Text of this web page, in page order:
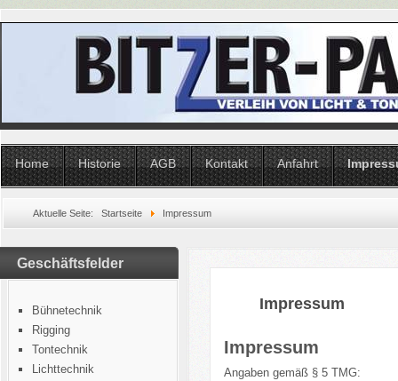
Home Historie AGB Kontakt Anfahrt
Aktuelle Seite: Startseite Impressum
Geschäftsfelder
Bühnetechnik
Rigging
Tontechnik
Lichttechnik
Impressum
Impressum
Angaben gemäß § 5 TMG: